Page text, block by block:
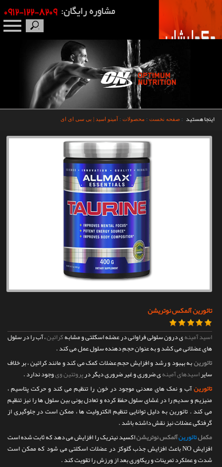
اینجا هستید : صفحه نخست : محصولات : آمینو اسید | بی سی ای ای
تائورین آلمکس نوتریشن
اسید آمینهی درون سلولی فراوانی در عضله اسکلتی و مشابهکراتین، آب را در سلول
های عضلانی می کشد و به عنوان حجم دهنده سلول عمل می کند .
تائورینبه بهبود و رشد و افزایش حجم عضلات کمک می کند و مانند کراتین ، بر خلاف
سایراسیدهای آمینهی ضروری و غیر ضروری دیگر درپروتئین ویوجود ندارد .
تائورینآب و نمک های معدنی موجود در خون را تنظیم می کند و حرکت پتاسیم ،
منیزیم و سدیم را در غشای سلول حفظ کرده و تعادل یونی بین سلول ها را نیز تنظیم
می کند . تائورین به دلیل توانایی تنظیم الکترولیت ها ، ممکن است در جلوگیری از
گرفتگی عضلات نیز نقش داشته باشد .
مکملتائورینآلمکس نوتریشناکسید نیتریک را افزایش می دهد که ثابت شده است
افزایش NO باعث افزایش جذب گلوکز در عضلات اسکلتی می شود که ممکن است
شدت و عملکرد تمرینات و ریکاوری بعد از ورزش را تقویت کند .